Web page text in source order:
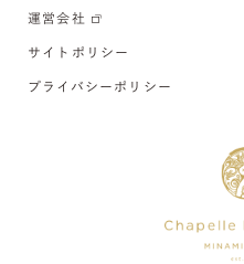
運営会社
サイトポリシー
プライバシーポリシー